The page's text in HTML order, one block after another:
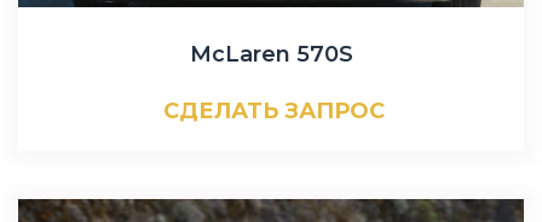
McLaren 570S
СДЕЛАТЬ ЗАПРОС